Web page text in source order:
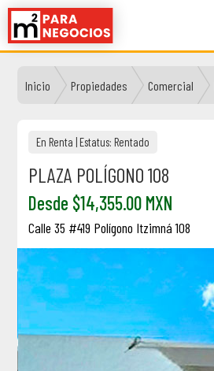
Saltar
contenido
Inicio Propiedades Comercial
En Renta | Estatus:Rentado
PLAZA POLÍGONO 108
Desde $14,355.00 MXN
Calle 35 #419 Polígono Itzimná 108